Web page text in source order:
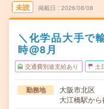
未読 掲載日 2026/08/08
＼化学品大手で
時@8月
交通費別途支給あり 土
勤務地
大阪市北区
大江橋駅か